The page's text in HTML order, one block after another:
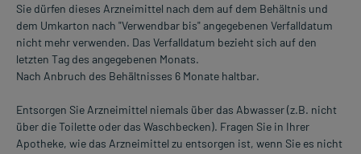
Sie dürfen dieses Arzneimittel nach dem auf dem Behältnis und
dem Umkarton nach "Verwendbar bis" angegebenen Verfalldatum
nicht mehr verwenden. Das Verfalldatum bezieht sich auf den
letzten Tag des angegebenen Monats.
Nach Anbruch des Behältnisses 6 Monate haltbar.
Entsorgen Sie Arzneimittel niemals über das Abwasser (z.B. nicht
über die Toilette oder das Waschbecken). Fragen Sie in Ihrer
Apotheke, wie das Arzneimittel zu entsorgen ist, wenn Sie es nicht